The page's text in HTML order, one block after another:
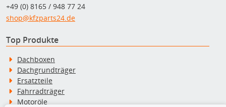
+49 (0) 8165 / 948 77 24
shop@kfzparts24.de
Top Produkte
Dachboxen
Dachgrundträger
Ersatzteile
Fahrradträger
Motoröle